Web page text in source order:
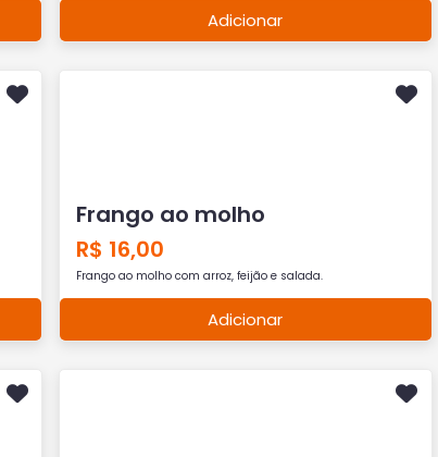
Adicionar
Frango ao molho
R$ 16,00
Frango ao molho com arroz, feijão e salada.
Adicionar